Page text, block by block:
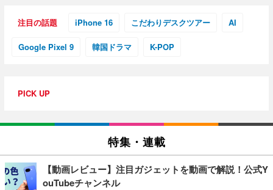
注目の話題 iPhone 16 こだわりデスクツアー AI
Google Pixel 9 韓国ドラマ K-POP
PICK UP
特集・連載
【動画レビュー】注目ガジェットを動画で解説！公式Y
ouTubeチャンネル